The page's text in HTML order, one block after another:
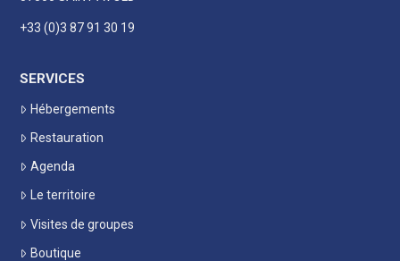
+33 (0)3 87 91 30 19
SERVICES
Hébergements
Restauration
Agenda
Le territoire
Visites de groupes
Boutique